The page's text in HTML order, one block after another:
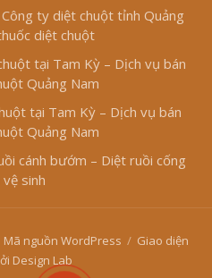
Công ty diệt chuột tỉnh Quảng
diệt chuột
tại Tam Kỳ – Dịch vụ bán
Quảng Nam
tại Tam Kỳ – Dịch vụ bán
Quảng Nam
cánh bướm – Diệt ruồi cống
vệ sinh
Mã nguồn WordPress / Giao diện
Design Lab